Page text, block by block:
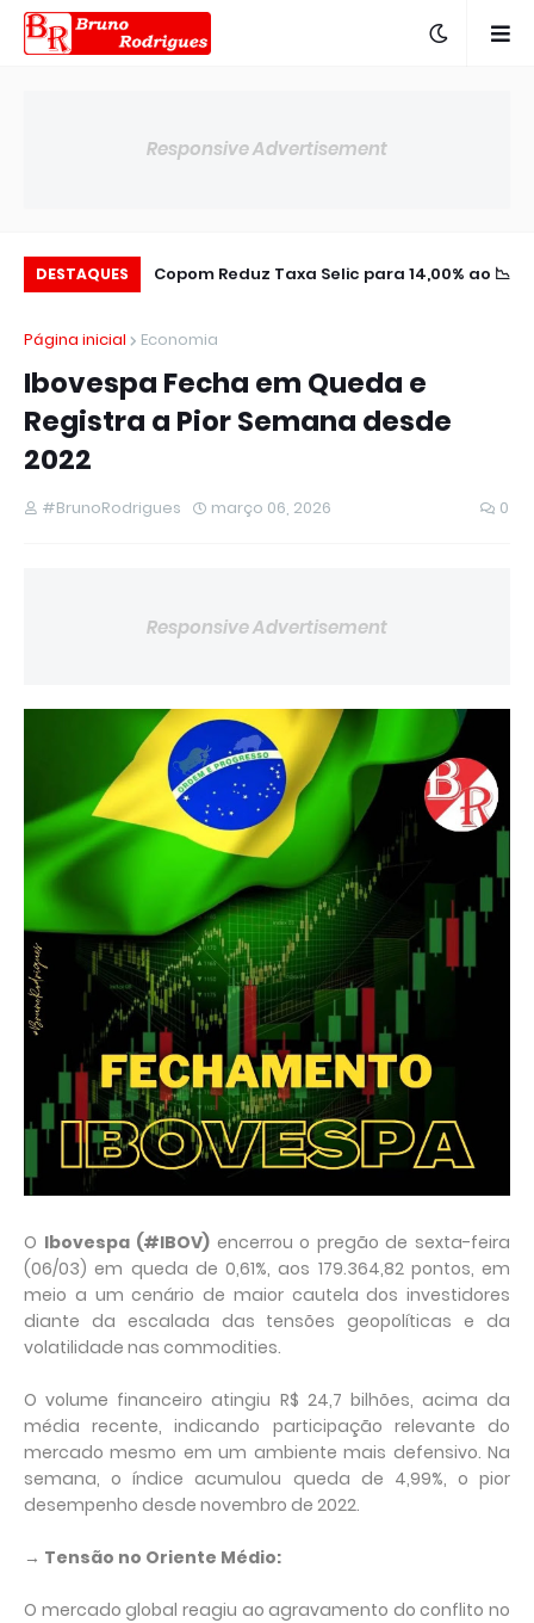
Responsive Advertisement
DESTAQUES
📉 Copom Reduz Taxa Selic para 14,00% ao
🌎 BTG Pactual Amplia Presença na
Negativo no
Página inicial
Economia
Ibovespa Fecha em Queda e
Registra a Pior Semana desde
2022
#BrunoRodrigues março 06, 2026 0
Responsive Advertisement
O Ibovespa (#IBOV) encerrou o pregão de sexta-feira
(06/03) em queda de 0,61%, aos 179.364,82 pontos, em
meio a um cenário de maior cautela dos investidores
diante da escalada das tensões geopolíticas e da
volatilidade nas commodities.
O volume financeiro atingiu R$ 24,7 bilhões, acima da
média recente, indicando participação relevante do
mercado mesmo em um ambiente mais defensivo. Na
semana, o índice acumulou queda de 4,99%, o pior
desempenho desde novembro de 2022.
→ Tensão no Oriente Médio:
O mercado global reagiu ao agravamento do conflito no